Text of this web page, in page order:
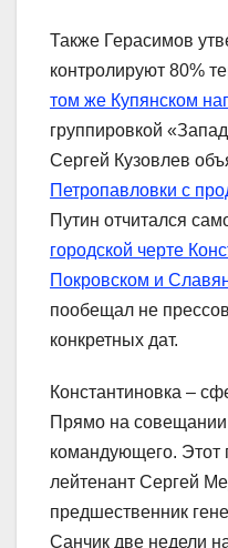
Также Герасимов
контролируют 80%
том же Купянском
группировкой
Сергей Кузовлев
Петропавловки с
Путин отчитался
городской черте
Покровском и
пообещал не
конкретных дат.
Константиновка –
Прямо на совещании
командующего. Этот
лейтенант Сергей
предшественник
Санчик две недели